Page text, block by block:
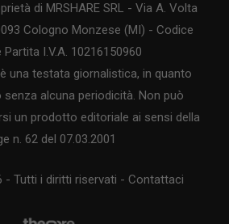
di MRSHARE SRL - Via A. Volta
Cologno Monzese (MI) - Codice
Partita I.V.A. 10216150960
una testata giornalistica, in quanto
senza alcuna periodicità. Non può
un prodotto editoriale ai sensi della
n. 62 del 07.03.2001
- Tutti i diritti riservati - Contattaci